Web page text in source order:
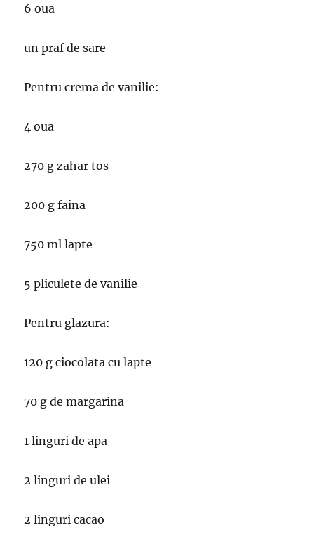
6 oua
un praf de sare
Pentru crema de vanilie:
4 oua
270 g zahar tos
200 g faina
750 ml lapte
5 pliculete de vanilie
Pentru glazura:
120 g ciocolata cu lapte
70 g de margarina
1 linguri de apa
2 linguri de ulei
2 linguri cacao